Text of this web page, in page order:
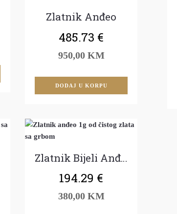
Zlatnik Anđeo
485.73 €
950,00 KM
DODAJ U KORPU
Zlatnik Bijeli Anđeo
194.29 €
380,00 KM